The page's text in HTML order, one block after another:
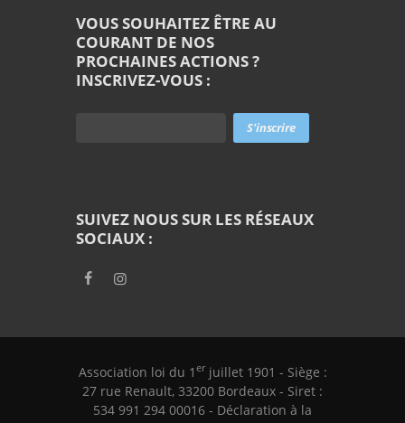
VOUS SOUHAITEZ ÊTRE AU
COURANT DE NOS
PROCHAINES ACTIONS ?
INSCRIVEZ-VOUS :
SUIVEZ NOUS SUR LES RÉSEAUX
SOCIAUX :
Association loi du 1 erjuillet 1901 - Siège :
27 rue Renault, 33200 Bordeaux - Siret :
534 991 294 00016 - Déclaration à la